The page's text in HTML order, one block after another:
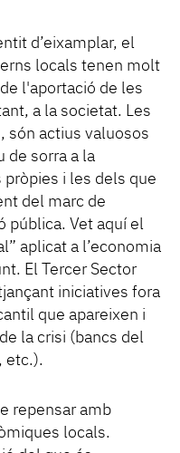
d’eixamplar, el
locals tenen molt
l'aportació de les
a la societat. Les
són actius valuosos
de sorra a la
i les dels que
del marc de
pública. Vet aquí el
aplicat a l’economia
El Tercer Sector
iniciatives fora
que apareixen i
la crisi (bancs del
etc.).
repensar amb
locals.